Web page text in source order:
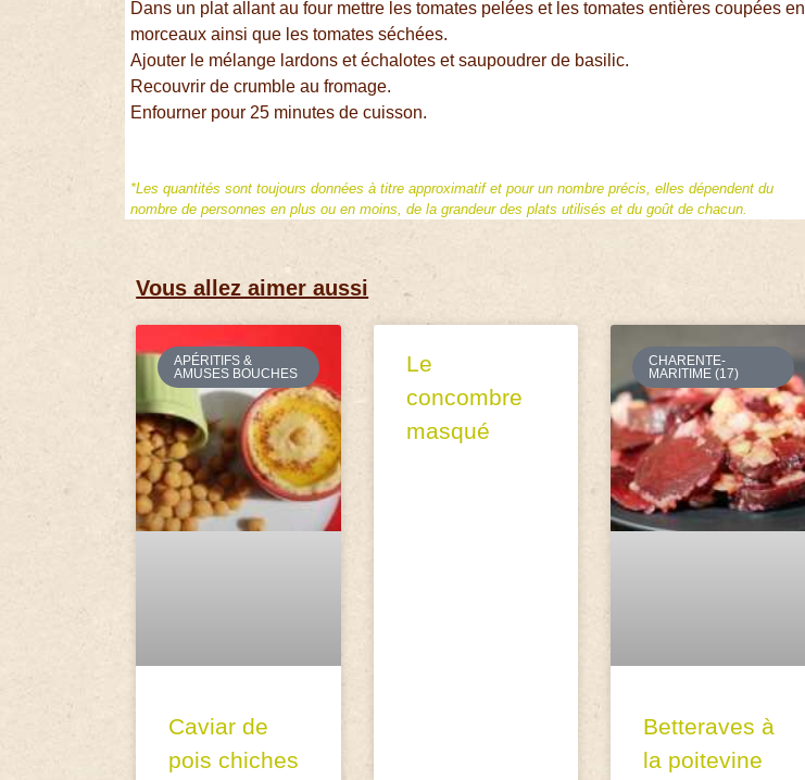
Dans un plat allant au four mettre les tomates pelées et les tomates entières coupées en
morceaux ainsi que les tomates séchées.
Ajouter le mélange lardons et échalotes et saupoudrer de basilic.
Recouvrir de crumble au fromage.
Enfourner pour 25 minutes de cuisson.
*Les quantités sont toujours données à titre approximatif et pour un nombre précis, elles dépendent du
nombre de personnes en plus ou en moins, de la grandeur des plats utilisés et du goût de chacun.
Vous allez aimer aussi
APÉRITIFS &
AMUSES BOUCHES
Caviar de
pois chiches
Le
concombre
masqué
CHARENTE-
MARITIME (17)
Betteraves à
la poitevine